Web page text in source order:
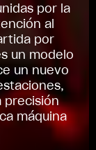
por la
al
por
un modelo
un nuevo
precisión
máquina